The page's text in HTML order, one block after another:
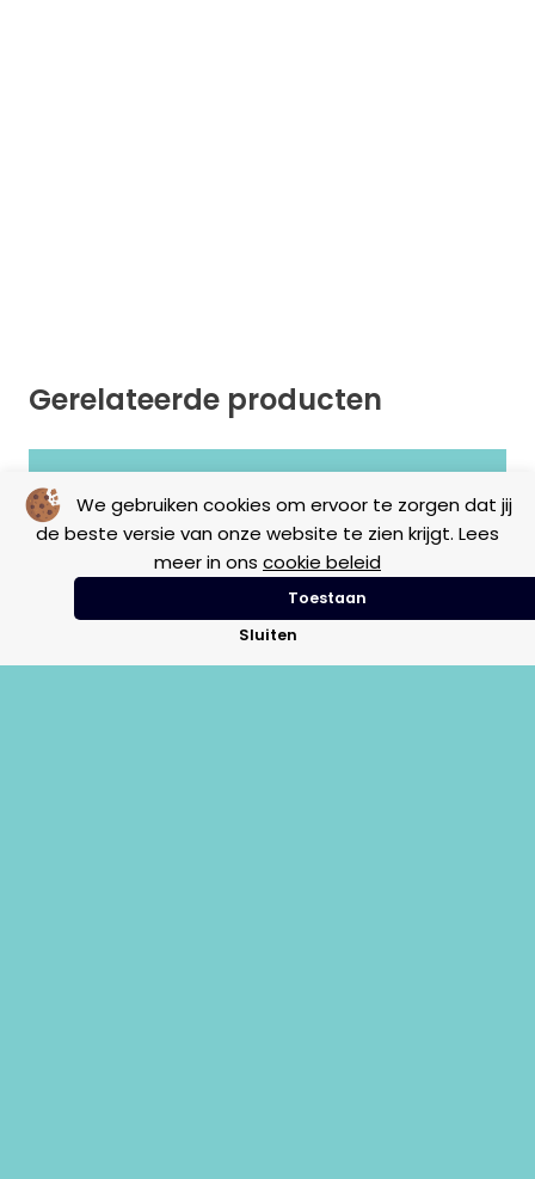
We gebruiken cookies om ervoor te zorgen dat jij
de beste versie van onze website te zien krijgt. Lees
meer in ons cookie beleid
Toestaan
Sluiten
Gerelateerde producten
Geen resultaten gevonden.